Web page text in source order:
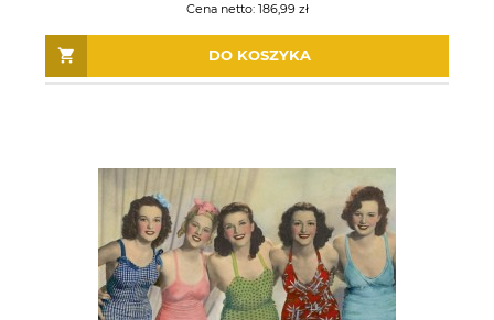
Cena netto: 186,99 zł
DO KOSZYKA